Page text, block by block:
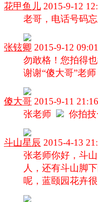
花甲鱼儿 2015-9-12
老哥，电话号码
张铉卿 2015-9-12
勿敢格！您拍得
谢谢“傻大哥”老师
傻大哥 2015-9-11
张老师
你拍技
斗山星辰 2015-4-13
张老师你好，斗
人，还有斗山脚
呢，蓝颐园花卉